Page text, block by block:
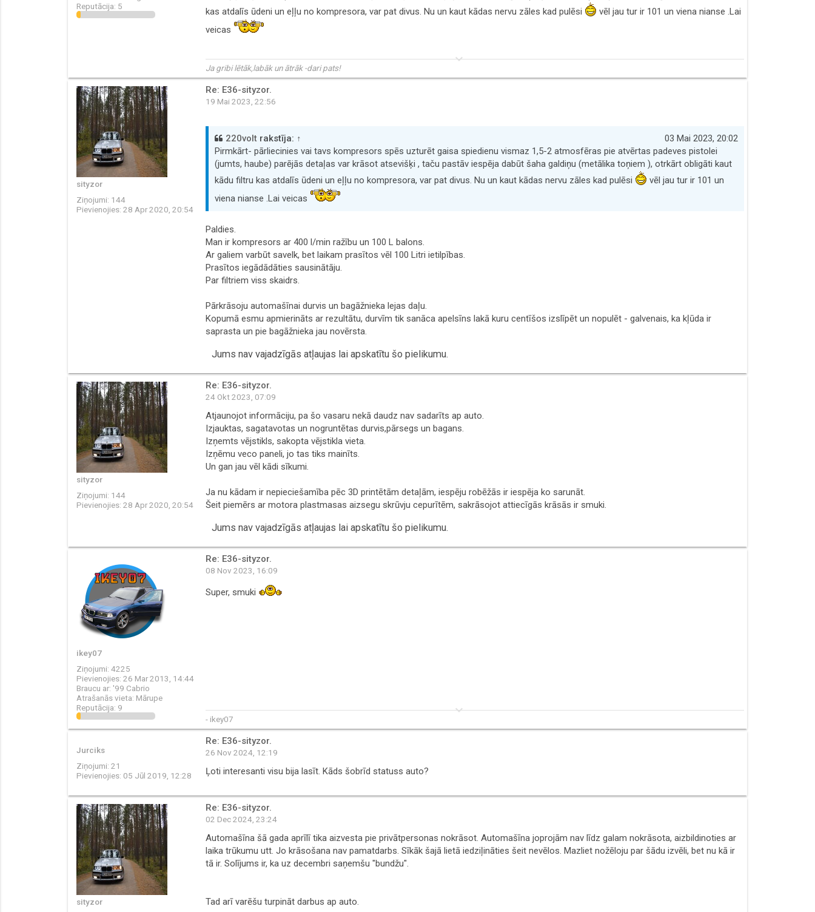
Reputācija: 5
kas atdalīs ūdeni un eļļu no kompresora, var pat divus. Nu un kaut kādas nervu zāles kad pulēsi
vēl jau tur ir 101 un viena nianse .Lai
veicas
keyboard_arrow_down
Ja gribi lētāk,labāk un ātrāk -dari pats!
sityzor
Ziņojumi: 144
Pievienojies: 28 Apr 2020, 20:54
Re: E36-sityzor.
19 Mai 2023, 22:56
220volt rakstīja: ↑
03 Mai 2023, 20:02
Pirmkārt- pārliecinies vai tavs kompresors spēs uzturēt gaisa spiedienu vismaz 1,5-2 atmosfēras pie atvērtas padeves pistolei
(jumts, haube) parējās detaļas var krāsot atsevišķi , taču pastāv iespēja dabūt šaha galdiņu (metālika toņiem ), otrkārt obligāti kaut
kādu filtru kas atdalīs ūdeni un eļļu no kompresora, var pat divus. Nu un kaut kādas nervu zāles kad pulēsi
vēl jau tur ir 101 un
viena nianse .Lai veicas
Paldies.
Man ir kompresors ar 400 l/min ražību un 100 L balons.
Ar galiem varbūt savelk, bet laikam prasītos vēl 100 Litri ietilpības.
Prasītos iegādādāties sausinātāju.
Par filtriem viss skaidrs.
Pārkrāsoju automašīnai durvis un bagāžnieka lejas daļu.
Kopumā esmu apmierināts ar rezultātu, durvīm tik sanāca apelsīns lakā kuru centīšos izslīpēt un nopulēt - galvenais, ka kļūda ir
saprasta un pie bagāžnieka jau novērsta.
Jums nav vajadzīgās atļaujas lai apskatītu šo pielikumu.
sityzor
Ziņojumi: 144
Pievienojies: 28 Apr 2020, 20:54
Re: E36-sityzor.
24 Okt 2023, 07:09
Atjaunojot informāciju, pa šo vasaru nekā daudz nav sadarīts ap auto.
Izjauktas, sagatavotas un nogruntētas durvis,pārsegs un bagans.
Izņemts vējstikls, sakopta vējstikla vieta.
Izņēmu veco paneli, jo tas tiks mainīts.
Un gan jau vēl kādi sīkumi.
Ja nu kādam ir nepieciešamība pēc 3D printētām detaļām, iespēju robēžās ir iespēja ko sarunāt.
Šeit piemērs ar motora plastmasas aizsegu skrūvju cepurītēm, sakrāsojot attiecīgās krāsās ir smuki.
Jums nav vajadzīgās atļaujas lai apskatītu šo pielikumu.
ikey07
Ziņojumi: 4225
Pievienojies: 26 Mar 2013, 14:44
Braucu ar: '99 Cabrio
Atrašanās vieta: Mārupe
Reputācija: 9
Re: E36-sityzor.
08 Nov 2023, 16:09
Super, smuki
keyboard_arrow_down
- ikey07
Jurciks
Ziņojumi: 21
Pievienojies: 05 Jūl 2019, 12:28
Re: E36-sityzor.
26 Nov 2024, 12:19
Ļoti interesanti visu bija lasīt. Kāds šobrīd statuss auto?
sityzor
Re: E36-sityzor.
02 Dec 2024, 23:24
Automašīna šā gada aprīlī tika aizvesta pie privātpersonas nokrāsot. Automašīna joprojām nav līdz galam nokrāsota, aizbildinoties ar
laika trūkumu utt. Jo krāsošana nav pamatdarbs. Sīkāk šajā lietā iedziļināties šeit nevēlos. Mazliet nožēloju par šādu izvēli, bet nu kā ir
tā ir. Solījums ir, ka uz decembri saņemšu "bundžu".
Tad arī varēšu turpināt darbus ap auto.